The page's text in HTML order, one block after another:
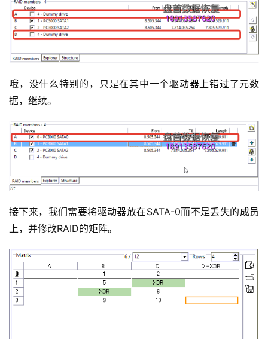
哦，没什么特别的，只是在其中一个驱动器上错过了元数
据，继续。
接下来，我们需要将驱动器放在SATA-0而不是丢失的成员
上，并修改RAID的矩阵。